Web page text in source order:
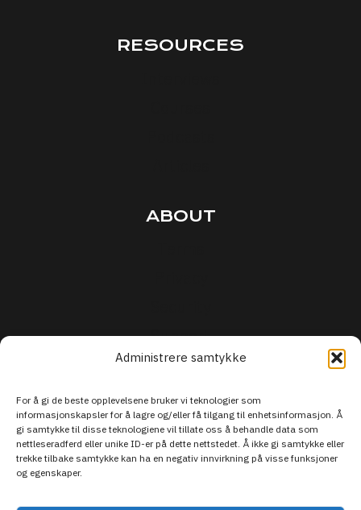
Administrere samtykke
For å gi de beste opplevelsene bruker vi teknologier som
informasjonskapsler for å lagre og/eller få tilgang til enhetsinformasjon. Å
gi samtykke til disse teknologiene vil tillate oss å behandle data som
nettleseradferd eller unike ID-er på dette nettstedet. Å ikke gi samtykke eller
trekke tilbake samtykke kan ha en negativ innvirkning på visse funksjoner
og egenskaper.
RESOURCES
ABOUT
Support